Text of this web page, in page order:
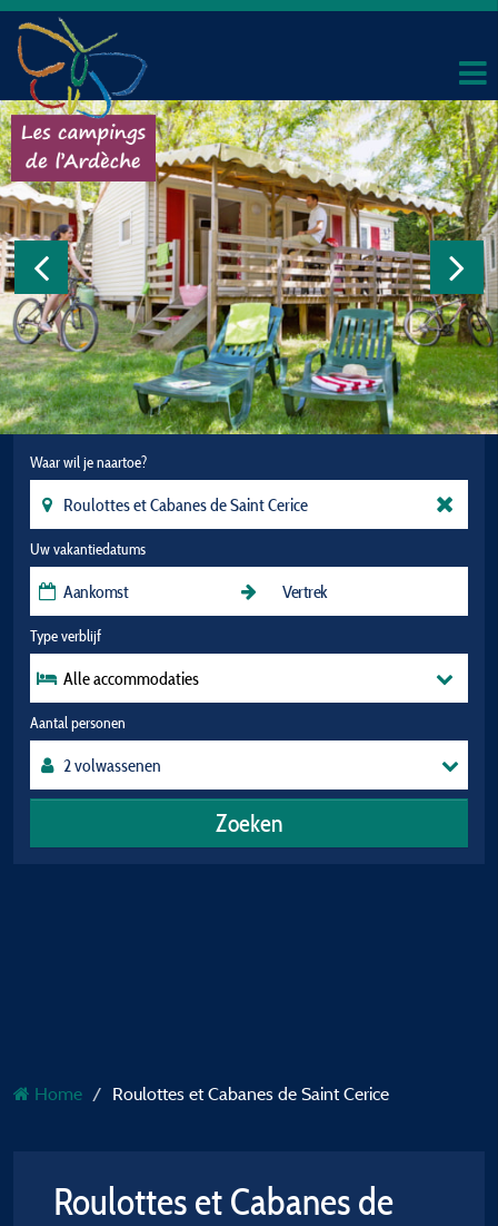
Waar wil je naartoe?
Uw vakantiedatums
Type verblijf
Alle accommodaties
Aantal personen
Zoeken
Home Roulottes et Cabanes de Saint Cerice
Roulottes et Cabanes de